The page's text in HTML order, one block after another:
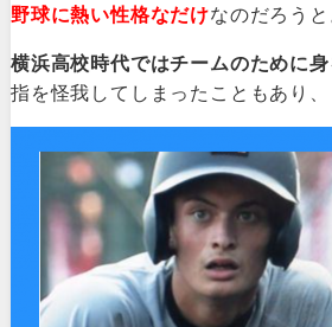
野球に熱い性格なだけなのだろうと
横浜高校時代ではチームのために
指を怪我してしまったこともあり、